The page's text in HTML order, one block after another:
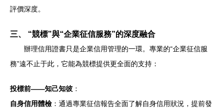
評價深度。
三、 “競標”與“企業征信服務”的深度融合
辦理信用證書只是企業信用管理的一環。專業的“企業征信服
務”遠不止于此，它能為競標提供更全面的支持：
投標前——知己知彼 ：
自身信用體檢：通過專業征信報告全面了解自身信用狀況，提前發